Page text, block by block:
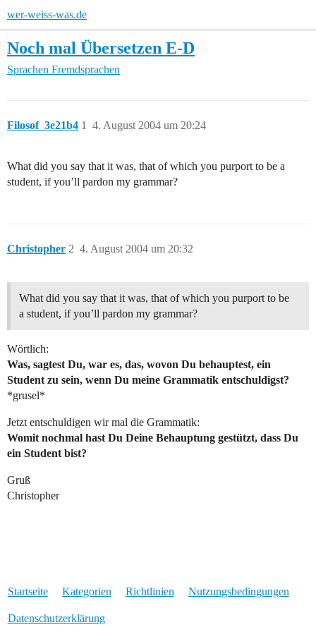
wer-weiss-was.de
Noch mal Übersetzen E-D
Sprachen Fremdsprachen
Filosof_3e21b4 4. August 2004 um 20:24
1
What did you say that it was, that of which you purport to be a
student, if you’ll pardon my grammar?
Christopher 4. August 2004 um 20:32
2
What did you say that it was, that of which you purport to be
a student, if you’ll pardon my grammar?
Wörtlich:
Was, sagtest Du, war es, das, wovon Du behauptest, ein
Student zu sein, wenn Du meine Grammatik entschuldigst?
*grusel*
Jetzt entschuldigen wir mal die Grammatik:
Womit nochmal hast Du Deine Behauptung gestützt, dass Du
ein Student bist?
Gruß
Christopher
Startseite Kategorien Richtlinien Nutzungsbedingungen
Datenschutzerklärung